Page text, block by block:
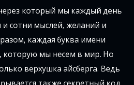
который мы каждый день
и сотни мыслей, желаний и
каждая буква имени
которую мы несем в мир. Но
верхушка айсберга. Ведь